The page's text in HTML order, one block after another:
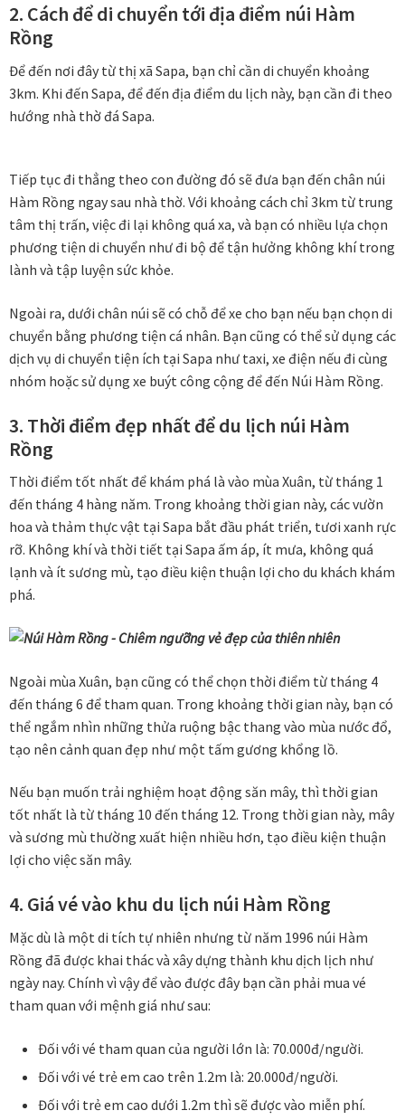
2. Cách để di chuyển tới địa điểm núi Hàm
Rồng
Để đến nơi đây từ thị xã Sapa, bạn chỉ cần di chuyển khoảng
3km. Khi đến Sapa, để đến địa điểm du lịch này, bạn cần đi theo
hướng nhà thờ đá Sapa.
Tiếp tục đi thẳng theo con đường đó sẽ đưa bạn đến chân núi
Hàm Rồng ngay sau nhà thờ. Với khoảng cách chỉ 3km từ trung
tâm thị trấn, việc đi lại không quá xa, và bạn có nhiều lựa chọn
phương tiện di chuyển như đi bộ để tận hưởng không khí trong
lành và tập luyện sức khỏe.
Ngoài ra, dưới chân núi sẽ có chỗ để xe cho bạn nếu bạn chọn di
chuyển bằng phương tiện cá nhân. Bạn cũng có thể sử dụng các
dịch vụ di chuyển tiện ích tại Sapa như taxi, xe điện nếu đi cùng
nhóm hoặc sử dụng xe buýt công cộng để đến Núi Hàm Rồng.
3. Thời điểm đẹp nhất để du lịch núi Hàm
Rồng
Thời điểm tốt nhất để khám phá là vào mùa Xuân, từ tháng 1
đến tháng 4 hàng năm. Trong khoảng thời gian này, các vườn
hoa và thảm thực vật tại Sapa bắt đầu phát triển, tươi xanh rực
rỡ. Không khí và thời tiết tại Sapa ấm áp, ít mưa, không quá
lạnh và ít sương mù, tạo điều kiện thuận lợi cho du khách khám
phá.
Ngoài mùa Xuân, bạn cũng có thể chọn thời điểm từ tháng 4
đến tháng 6 để tham quan. Trong khoảng thời gian này, bạn có
thể ngắm nhìn những thửa ruộng bậc thang vào mùa nước đổ,
tạo nên cảnh quan đẹp như một tấm gương khổng lồ.
Nếu bạn muốn trải nghiệm hoạt động săn mây, thì thời gian
tốt nhất là từ tháng 10 đến tháng 12. Trong thời gian này, mây
và sương mù thường xuất hiện nhiều hơn, tạo điều kiện thuận
lợi cho việc săn mây.
4. Giá vé vào khu du lịch núi Hàm Rồng
Mặc dù là một di tích tự nhiên nhưng từ năm 1996 núi Hàm
Rồng đã được khai thác và xây dựng thành khu dịch lịch như
ngày nay. Chính vì vậy để vào được đây bạn cần phải mua vé
tham quan với mệnh giá như sau:
Đối với vé tham quan của người lớn là: 70.000đ/người.
Đối với vé trẻ em cao trên 1.2m là: 20.000đ/người.
Đối với trẻ em cao dưới 1.2m thì sẽ được vào miễn phí.